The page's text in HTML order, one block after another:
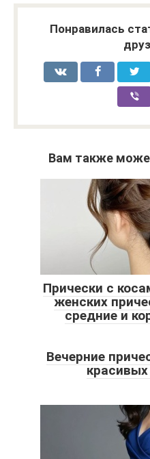
Понравилась
Вам также
Прически с
женских
средние и
Вечерние